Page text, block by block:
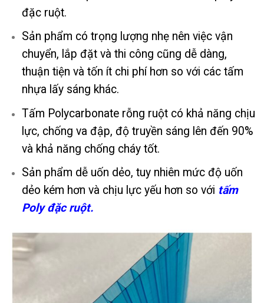
đặc ruột.
Sản phẩm có trọng lượng nhẹ nên việc vận
chuyển, lắp đặt và thi công cũng dễ dàng,
thuận tiện và tốn ít chi phí hơn so với các tấm
nhựa lấy sáng khác.
Tấm Polycarbonate rỗng ruột có khả năng chịu
lực, chống va đập, độ truyền sáng lên đến 90%
và khả năng chống cháy tốt.
Sản phẩm dễ uốn dẻo, tuy nhiên mức độ uốn
dẻo kém hơn và chịu lực yếu hơn so với tấm
Poly đặc ruột.